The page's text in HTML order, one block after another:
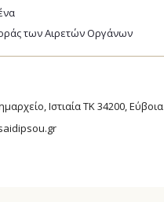
των Αιρετών Οργάνων
Ιστιαία ΤΚ 34200, Εύβοια